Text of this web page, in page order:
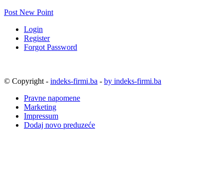
Post New Point
Login
Register
Forgot Password
© Copyright - indeks-firmi.ba - by indeks-firmi.ba
Pravne napomene
Marketing
Impressum
Dodaj novo preduzeće